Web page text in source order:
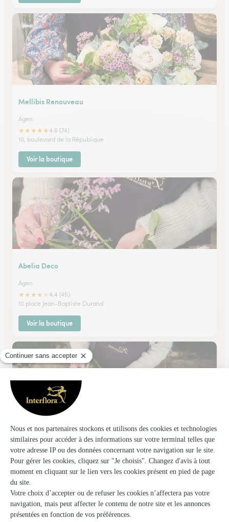
Mellibis Renouveau
Agen
★★★★★4.6 (74)
10, boulevard de la République
Voir la boutique
Abelia Deco
Agen
★★★★
4.4 (45)
10 place Jean-Baptiste Durand
Voir la boutique
Le Jardin D’eloise
Pont du Casse
★ ★★★ ★4.8 (39)
974, avenue de Cahors
Voir la boutique